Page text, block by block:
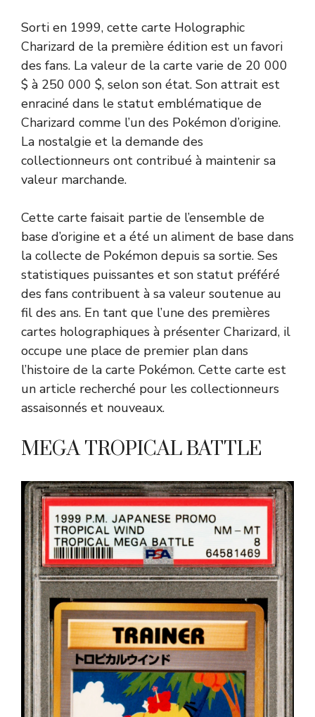
Sorti en 1999, cette carte Holographic
Charizard de la première édition est un favori
des fans. La valeur de la carte varie de 20 000
$ à 250 000 $, selon son état. Son attrait est
enraciné dans le statut emblématique de
Charizard comme l’un des Pokémon d’origine.
La nostalgie et la demande des
collectionneurs ont contribué à maintenir sa
valeur marchande.
Cette carte faisait partie de l’ensemble de
base d’origine et a été un aliment de base dans
la collecte de Pokémon depuis sa sortie. Ses
statistiques puissantes et son statut préféré
des fans contribuent à sa valeur soutenue au
fil des ans. En tant que l’une des premières
cartes holographiques à présenter Charizard, il
occupe une place de premier plan dans
l’histoire de la carte Pokémon. Cette carte est
un article recherché pour les collectionneurs
assaisonnés et nouveaux.
MEGA TROPICAL BATTLE